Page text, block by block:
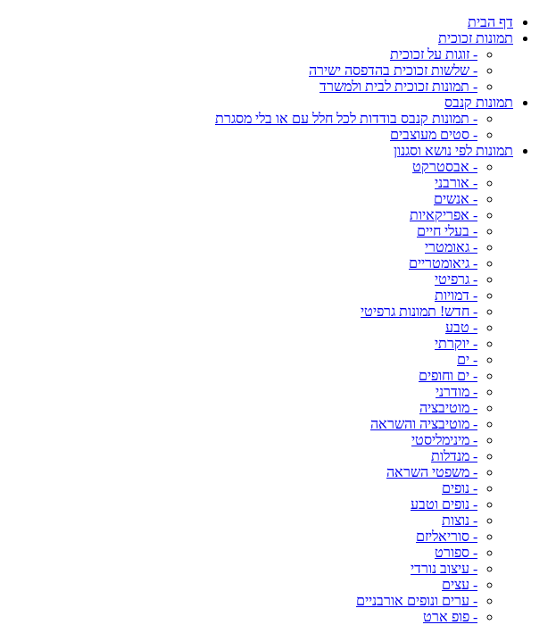
דף הבית
תמונות זכוכית
- זוגות על זכוכית
- שלשות זכוכית בהדפסה ישירה
- תמונות זכוכית לבית ולמשרד
תמונות קנבס
- תמונות קנבס בודדות לכל חלל עם או בלי מסגרת
- סטים מעוצבים
תמונות לפי נושא וסגנון
- אבסטרקט
- אורבני
- אנשים
- אפריקאיות
- בעלי חיים
- גאומטרי
- גיאומטריים
- גרפיטי
- דמויות
- חדש! תמונות גרפיטי
- טבע
- יוקרתי
- ים
- ים וחופים
- מודרני
- מוטיבציה
- מוטיבציה והשראה
- מינימליסטי
- מנדלות
- משפטי השראה
- נופים
- נופים וטבע
- נוצות
- סוריאליזם
- ספורט
- עיצוב נורדי
- עצים
- ערים ונופים אורבניים
- פופ ארט